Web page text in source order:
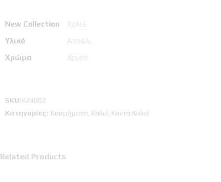
New Collection
Κολιέ
Υλικό
Ατσάλι
Χρώμα
Χρυσό
SKU: Κ24062
Κατηγορίες: Κοσμήματα Κολιέ Κοντά Κολιέ
Related Products